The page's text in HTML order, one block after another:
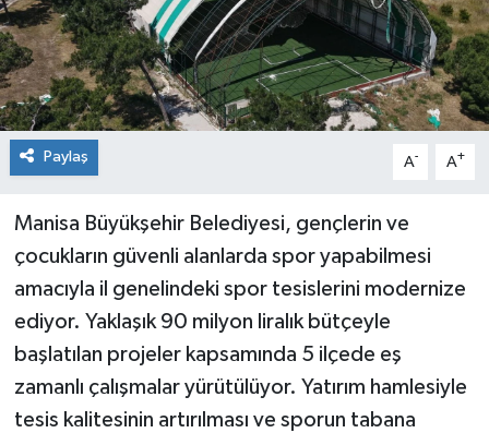
Paylaş A- A+
Manisa Büyükşehir Belediyesi, gençlerin ve
çocukların güvenli alanlarda spor yapabilmesi
amacıyla il genelindeki spor tesislerini modernize
ediyor. Yaklaşık 90 milyon liralık bütçeyle
başlatılan projeler kapsamında 5 ilçede eş
zamanlı çalışmalar yürütülüyor. Yatırım hamlesiyle
tesis kalitesinin artırılması ve sporun tabana